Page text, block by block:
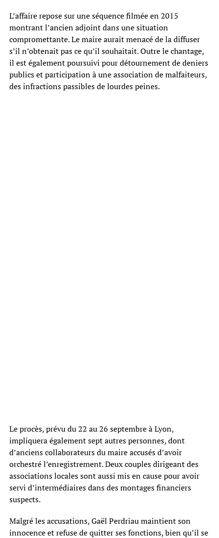
L’affaire repose sur une séquence filmée en 2015
montrant l’ancien adjoint dans une situation
compromettante. Le maire aurait menacé de la diffuser
s’il n’obtenait pas ce qu’il souhaitait. Outre le chantage,
il est également poursuivi pour détournement de deniers
publics et participation à une association de malfaiteurs,
des infractions passibles de lourdes peines.
Le procès, prévu du 22 au 26 septembre à Lyon,
impliquera également sept autres personnes, dont
d’anciens collaborateurs du maire accusés d’avoir
orchestré l’enregistrement. Deux couples dirigeant des
associations locales sont aussi mis en cause pour avoir
servi d’intermédiaires dans des montages financiers
suspects.
Malgré les accusations, Gaël Perdriau maintient son
innocence et refuse de quitter ses fonctions, bien qu’il se